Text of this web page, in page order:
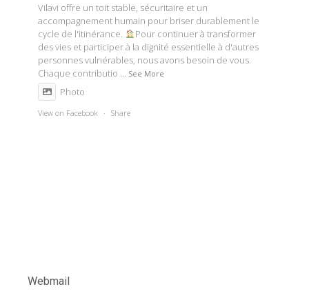
Vilavi offre un toit stable, sécuritaire et un
accompagnement humain pour briser durablement le
cycle de l'itinérance.
Pour continuer à transformer
des vies et participer à la dignité essentielle à d'autres
personnes vulnérables, nous avons besoin de vous.
Chaque contributio ... See More
Photo
View on Facebook · Share
Webmail